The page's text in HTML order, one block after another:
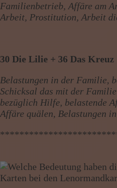
Familienbetrieb, Affäre am
Arbeit, Prostitution, Arbeit
30 Die Lilie + 36 Das Kreuz
Belastungen in der Familie,
Schicksal das mit der
bezüglich Hilfe, belastende
Affäre quälen, Belastungen